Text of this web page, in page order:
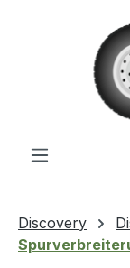
Zum Hauptinhalt
Discovery